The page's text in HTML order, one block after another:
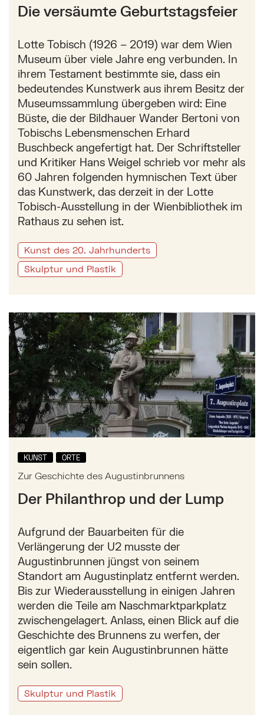
Die versäumte Geburtstagsfeier
Lotte Tobisch (1926 – 2019) war dem Wien
Museum über viele Jahre eng verbunden. In
ihrem Testament bestimmte sie, dass ein
bedeutendes Kunstwerk aus ihrem Besitz der
Museumssammlung übergeben wird: Eine
Büste, die der Bildhauer Wander Bertoni von
Tobischs Lebensmenschen Erhard
Buschbeck angefertigt hat. Der Schriftsteller
und Kritiker Hans Weigel schrieb vor mehr als
60 Jahren folgenden hymnischen Text über
das Kunstwerk, das derzeit in der Lotte
Tobisch-Ausstellung in der Wienbibliothek im
Rathaus zu sehen ist.
Kunst des 20. Jahrhunderts
Skulptur und Plastik
KUNST ORTE
Zur Geschichte des Augustinbrunnens
Der Philanthrop und der Lump
Aufgrund der Bauarbeiten für die
Verlängerung der U2 musste der
Augustinbrunnen jüngst von seinem
Standort am Augustinplatz entfernt werden.
Bis zur Wiederausstellung in einigen Jahren
werden die Teile am Naschmarktparkplatz
zwischengelagert. Anlass, einen Blick auf die
Geschichte des Brunnens zu werfen, der
eigentlich gar kein Augustinbrunnen hätte
sein sollen.
Skulptur und Plastik
Mehr zu: Zur Geschichte des Augustinbrunnens